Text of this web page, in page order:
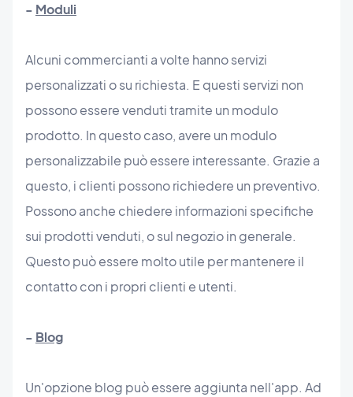
- Moduli
Alcuni commercianti a volte hanno servizi
personalizzati o su richiesta. E questi servizi non
possono essere venduti tramite un modulo
prodotto. In questo caso, avere un modulo
personalizzabile può essere interessante. Grazie a
questo, i clienti possono richiedere un preventivo.
Possono anche chiedere informazioni specifiche
sui prodotti venduti, o sul negozio in generale.
Questo può essere molto utile per mantenere il
contatto con i propri clienti e utenti.
- Blog
Un'opzione blog può essere aggiunta nell'app. Ad